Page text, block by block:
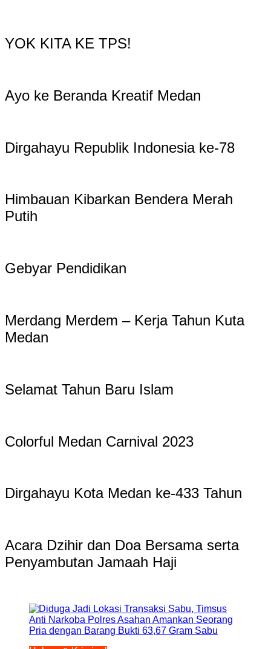
YOK KITA KE TPS!
Ayo ke Beranda Kreatif Medan
Dirgahayu Republik Indonesia ke-78
Himbauan Kibarkan Bendera Merah
Putih
Gebyar Pendidikan
Merdang Merdem – Kerja Tahun Kuta
Medan
Selamat Tahun Baru Islam
Colorful Medan Carnival 2023
Dirgahayu Kota Medan ke-433 Tahun
Acara Dzihir dan Doa Bersama serta
Penyambutan Jamaah Haji